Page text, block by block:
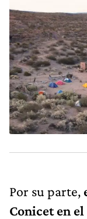
Por su parte,
Conicet en